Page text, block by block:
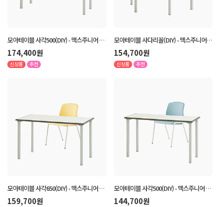
모아테이블 사각500(DIY) - 맥스주니어 2
인 세트
174,400원
신상품 추천
모아테이블 사다리꼴(DIY) - 맥스주니어 1
인 세트
154,700원
신상품 추천
모아테이블 사각650(DIY) - 맥스주니어 1
인 세트
159,700원
모아테이블 사각500(DIY) - 맥스주니어 1
인 세트
144,700원